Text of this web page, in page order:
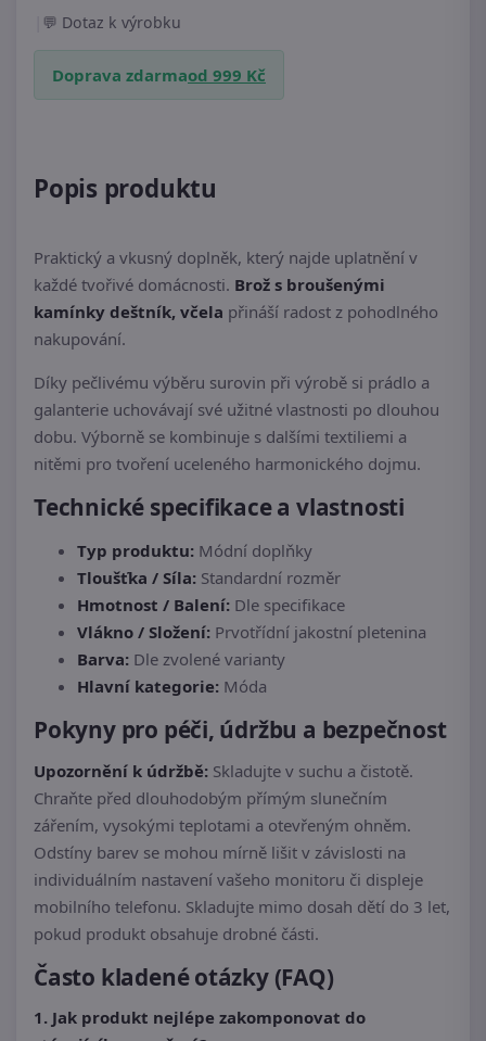
Dotaz k výrobku
Doprava zdarmaod 999 Kč
Popis produktu
Praktický a vkusný doplněk, který najde uplatnění v
každé tvořivé domácnosti. Brož s broušenými
kamínky deštník, včela přináší radost z pohodlného
nakupování.
Díky pečlivému výběru surovin při výrobě si prádlo a
galanterie uchovávají své užitné vlastnosti po dlouhou
dobu. Výborně se kombinuje s dalšími textiliemi a
nitěmi pro tvoření uceleného harmonického dojmu.
Technické specifikace a vlastnosti
Typ produktu: Módní doplňky
Tloušťka / Síla: Standardní rozměr
Hmotnost / Balení: Dle specifikace
Vlákno / Složení: Prvotřídní jakostní pletenina
Barva: Dle zvolené varianty
Hlavní kategorie: Móda
Pokyny pro péči, údržbu a bezpečnost
Upozornění k údržbě: Skladujte v suchu a čistotě.
Chraňte před dlouhodobým přímým slunečním
zářením, vysokými teplotami a otevřeným ohněm.
Odstíny barev se mohou mírně lišit v závislosti na
individuálním nastavení vašeho monitoru či displeje
mobilního telefonu. Skladujte mimo dosah dětí do 3 let,
pokud produkt obsahuje drobné části.
Často kladené otázky (FAQ)
1. Jak produkt nejlépe zakomponovat do